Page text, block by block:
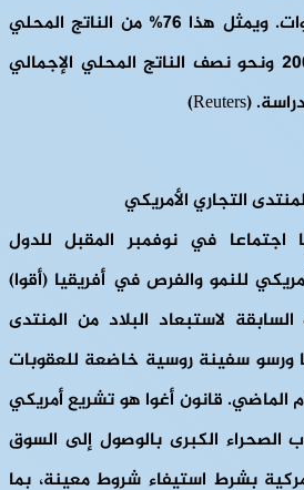
البلدين على مدى 5 سنوات. ويمثل هذا 76% من الناتج المحلي
الإجمالي لغينيا عام 2008 ونحو نصف الناتج المحلي الإجمالي
التجاري الأمريكي
في نوفمبر المقبل للدول
للنمو والفرص في أفريقيا (أقوا)
لاستبعاد البلاد من المنتدى
ورسو سفينة روسية خاضعة للعقوبات
الماضي. قانون أغوا هو تشريع أمريكي
الصحراء الكبرى بالوصول إلى السوق
بشرط استيفاء شروط معينة، بما